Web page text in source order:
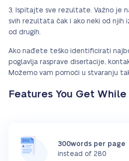
Ispitajte sve rezultate. Važno je
svih rezultata čak i ako neki od njih
od drugih.
Ako nađete teško identificirati
poglavlja rasprave disertacije,
Možemo vam pomoći u stvaranju
Features You Get
300words per page
instead of 280